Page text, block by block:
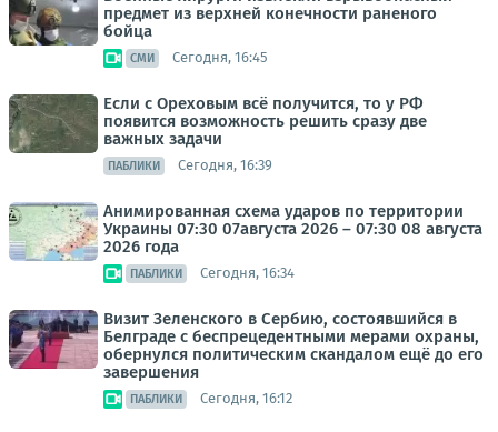
предмет из верхней конечности раненого
бойца
СМИ Сегодня, 16:45
Если с Ореховым всё получится, то у РФ
появится возможность решить сразу две
важных задачи
ПАБЛИКИ Сегодня, 16:39
Анимированная схема ударов по территории
Украины 07:30 07августа 2026 – 07:30 08 августа
2026 года
ПАБЛИКИ Сегодня, 16:34
Визит Зеленского в Сербию, состоявшийся в
Белграде с беспрецедентными мерами охраны,
обернулся политическим скандалом ещё до его
завершения
ПАБЛИКИ Сегодня, 16:12